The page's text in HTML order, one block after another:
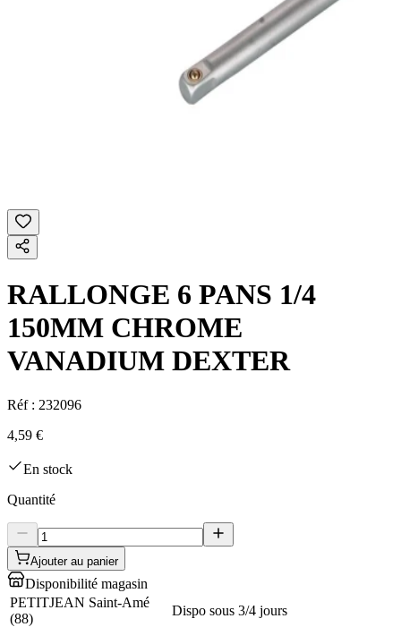
RALLONGE 6 PANS 1/4
150MM CHROME
VANADIUM DEXTER
Réf : 232096
4,59 €
En stock
Quantité
Ajouter au panier
Disponibilité magasin
PETITJEAN Saint-Amé
(88)
Dispo sous 3/4 jours